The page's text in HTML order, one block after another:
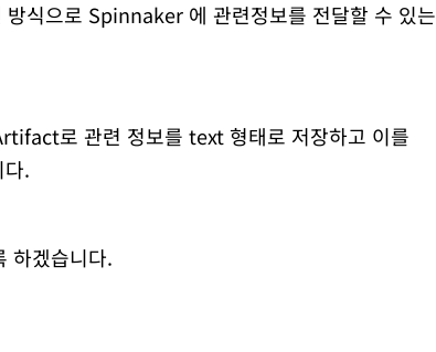
식으로 Spinnaker 에 관련정보를 전달할 수 있는
로 관련 정보를 text 형태로 저장하고 이를
.
하겠습니다.